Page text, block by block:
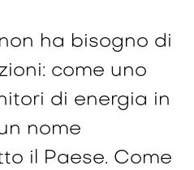
ha bisogno di
come uno
di energia in
nome
il Paese. Come